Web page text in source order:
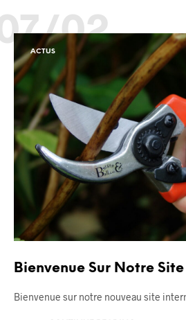
02
ACTUS
Bienvenue Sur Notre
Bienvenue sur notre nouveau site